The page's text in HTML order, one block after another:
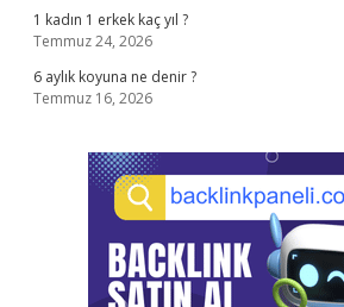
1 kadın 1 erkek kaç yıl ?
Temmuz 24, 2026
6 aylık koyuna ne denir ?
Temmuz 16, 2026